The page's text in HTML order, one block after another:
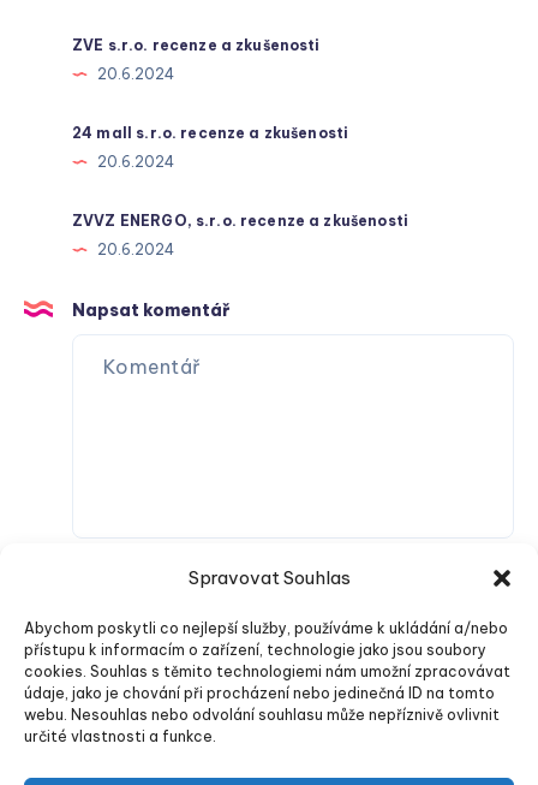
Spravovat Souhlas
Abychom poskytli co nejlepší služby, používáme k ukládání a/nebo
přístupu k informacím o zařízení, technologie jako jsou soubory
cookies. Souhlas s těmito technologiemi nám umožní zpracovávat
údaje, jako je chování při procházení nebo jedinečná ID na tomto
webu. Nesouhlas nebo odvolání souhlasu může nepříznivě ovlivnit
určité vlastnosti a funkce.
ZVE s.r.o. recenze a zkušenosti
20.6.2024
24 mall s.r.o. recenze a zkušenosti
20.6.2024
ZVVZ ENERGO, s.r.o. recenze a zkušenosti
20.6.2024
Napsat komentář
Odeslat komentář